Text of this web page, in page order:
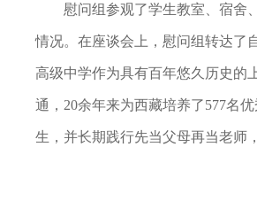
慰问组参观了学生教室、宿舍、
情况。在座谈会上，慰问组转达了
高级中学作为具有百年悠久历史的
通，20余年来为西藏培养了577名
生，并长期践行先当父母再当老师